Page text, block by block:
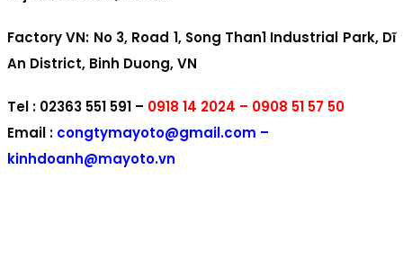
Factory VN: No 3, Road 1, Song Than1 Industrial Park, Dĩ
An District, Binh Duong, VN
Tel : 02363 551 591 – 0918 14 2024 – 0908 51 57 50
Email : congtymayoto@gmail.com –
kinhdoanh@mayoto.vn